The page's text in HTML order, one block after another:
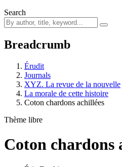
Search
Breadcrumb
Érudit
Journals
XYZ. La revue de la nouvelle
La morale de cette histoire
Coton chardons achillées
Thème libre
Coton chardons